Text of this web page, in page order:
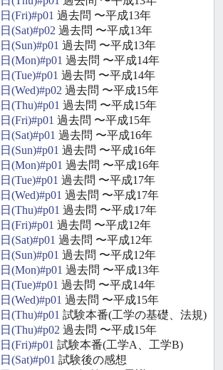
(Fri)#p01 過去問 〜平成13年
(Sat)#p02 過去問 〜平成13年
(Sun)#p01 過去問 〜平成13年
(Mon)#p01 過去問 〜平成14年
(Tue)#p01 過去問 〜平成14年
(Wed)#p02 過去問 〜平成15年
(Thu)#p01 過去問 〜平成15年
(Fri)#p01 過去問 〜平成15年
(Sat)#p01 過去問 〜平成16年
(Sun)#p01 過去問 〜平成16年
(Mon)#p01 過去問 〜平成16年
(Tue)#p01 過去問 〜平成17年
(Wed)#p01 過去問 〜平成17年
(Thu)#p01 過去問 〜平成17年
(Fri)#p01 過去問 〜平成12年
(Sat)#p01 過去問 〜平成12年
(Sun)#p01 過去問 〜平成12年
(Mon)#p01 過去問 〜平成13年
(Tue)#p01 過去問 〜平成14年
(Wed)#p01 過去問 〜平成15年
(Thu)#p01 試験本番(工学の基礎、法規)
(Thu)#p02 過去問 〜平成15年
(Fri)#p01 試験本番(工学A、工学B)
(Sat)#p01 試験後の感想